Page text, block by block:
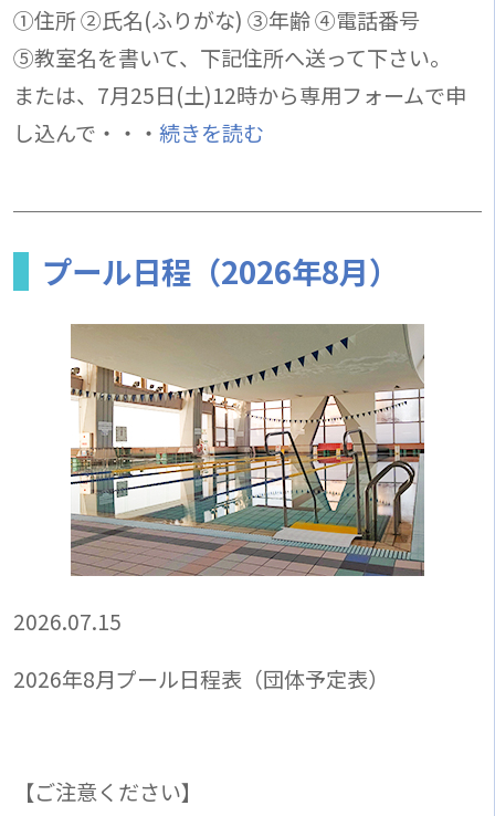
①住所 ②氏名(ふりがな) ③年齢 ④電話番号
⑤教室名を書いて、下記住所へ送って下さい。
または、7月25日(土)12時から専用フォームで申
し込んで・・・ 続きを読む
プール日程（2026年8月）
2026.07.15
2026年8月プール日程表（団体予定表）
【ご注意ください】